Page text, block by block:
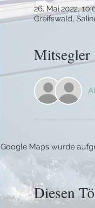
26. Mai 2022,
Greifswald,
Mitsegler
Google Maps wurde
Diesen